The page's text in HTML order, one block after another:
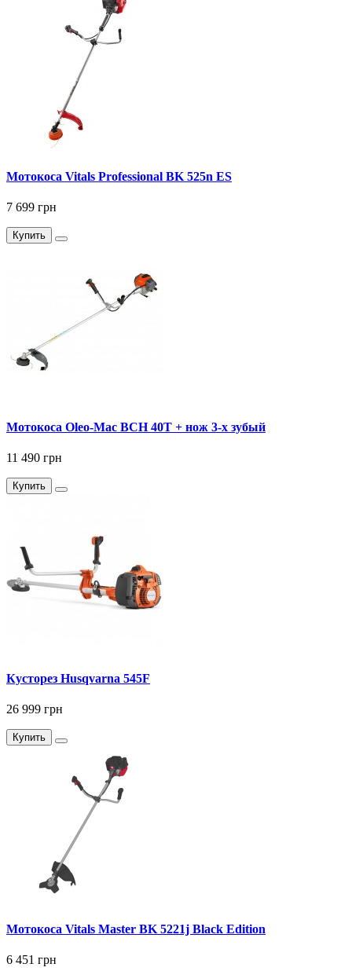
Мотокоса Vitals Professional BK 525n ES
7 699 грн
Купить
Мотокоса Oleo-Mac BCH 40T + нож 3-х зубый
11 490 грн
Купить
Кусторез Husqvarna 545F
26 999 грн
Купить
Мотокоса Vitals Master BK 5221j Black Edition
6 451 грн